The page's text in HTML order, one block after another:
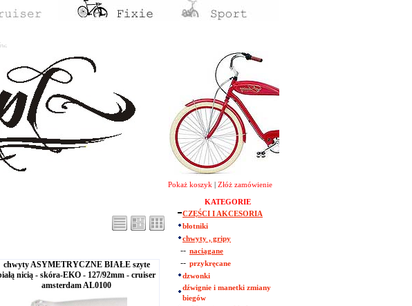
Pokaż koszyk Złóż zamówienie
chwyty ASYMETRYCZNE BIAŁE szyte
nicią - skóra-EKO - 127/92mm - cruiser
amsterdam AL0100
KATEGORIE
CZĘŚCI I AKCESORIA
błotniki
chwyty , gripy
-- naciągane
-- przykręcane
dzwonki
dźwignie i manetki zmiany
biegów